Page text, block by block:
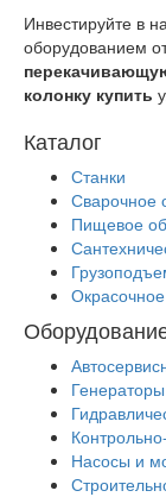
Инвестируйте в
оборудованием
колонку купить
Каталог
Станки
Сварочное
Пищевое
Генераторы
Насосы и